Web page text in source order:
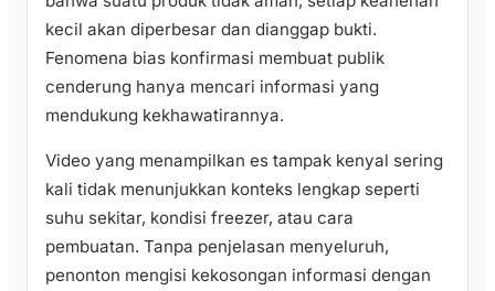
kecil akan diperbesar dan dianggap bukti.
Fenomena bias konfirmasi membuat publik
cenderung hanya mencari informasi yang
mendukung kekhawatirannya.
Video yang menampilkan es tampak kenyal sering
kali tidak menunjukkan konteks lengkap seperti
suhu sekitar, kondisi freezer, atau cara
pembuatan. Tanpa penjelasan menyeluruh,
penonton mengisi kekosongan informasi dengan